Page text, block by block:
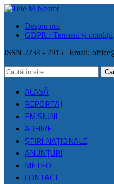
Despre noi
GDPR / Termeni și condiții
ISSN 2734 - 7915 | Email:
ACASĂ
REPORTAJ
EMISIUNI
ARHIVE
ŞTIRI NAŢIONALE
ANUNȚURI
METEO
CONTACT